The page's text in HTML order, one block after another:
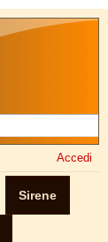
Accedi
Sirene